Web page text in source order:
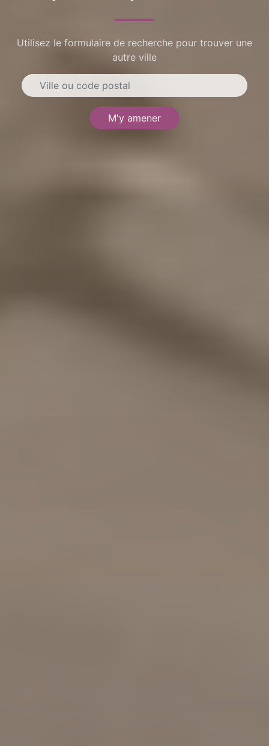
Utilisez le formulaire de recherche pour trouver une
autre ville
M'y amener